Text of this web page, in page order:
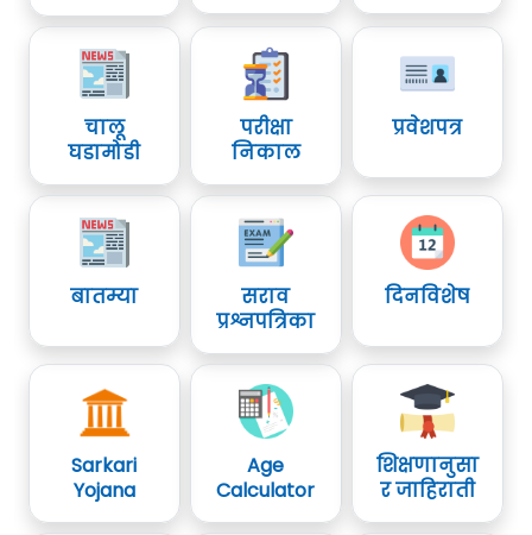
चालू
घडामोडी
परीक्षा
निकाल
प्रवेशपत्र
बातम्या
सराव
प्रश्नपत्रिका
दिनविशेष
Sarkari
Yojana
Age
Calculator
शिक्षणानुसा
र जाहिराती